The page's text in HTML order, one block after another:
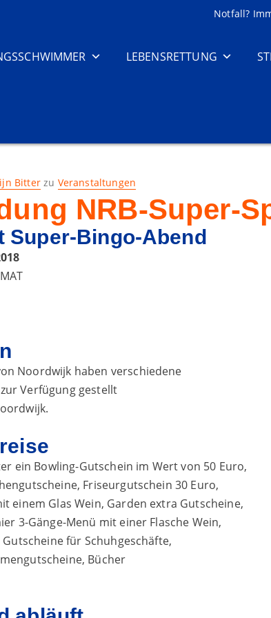
Notfall?
LEBENSRETTUNG
Bitterzu Veranstaltungen
NRB-Super-
Super-Bingo-Abend
Noordwijk haben verschiedene
Verfügung gestellt
ein Bowling-Gutschein im Wert von 50 Euro,
Friseurgutschein 30 Euro,
einem Glas Wein, Garden extra Gutscheine,
3-Gänge-Menü mit einer Flasche Wein,
für Schuhgeschäfte,
Bücher